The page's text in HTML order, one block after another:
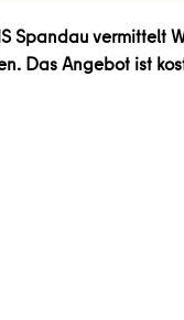
Spandau vermittelt
Das Angebot ist